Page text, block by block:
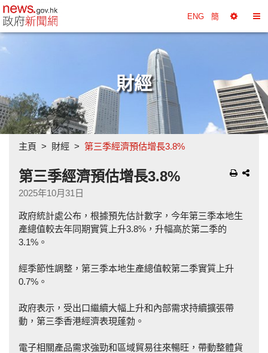
政府新聞網主頁 ENG 簡
擇
換
財經
主頁 財經 第三季經濟預估增長3.8%
第三季經濟預估增長3.8%
2025年10月31日
政府統計處公布，根據預先估計數字，今年第三季本地生
產總值較去年同期實質上升3.8%，升幅高於第二季的
3.1%。
經季節性調整，第三季本地生產總值較第二季實質上升
0.7%。
政府表示，受出口繼續大幅上升和內部需求持續擴張帶
動，第三季香港經濟表現蓬勃。
電子相關產品需求強勁和區域貿易往來暢旺，帶動整體貨